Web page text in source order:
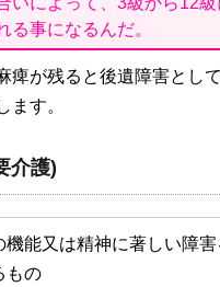
る事になるんだ。
痺が残ると後遺障害とし
ます。
介護)
機能又は精神に著しい障
もの